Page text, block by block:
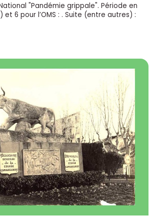
"Pandémie grippale". Période en
et 6 pour l’OMS : . Suite (entre autres) :